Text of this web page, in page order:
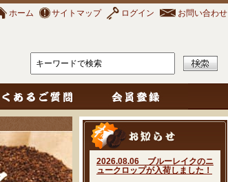
ホーム サイトマップ ログイン お問い合わせ
2026.08.06 ブルーレイクのニ
ュークロップが入荷しました！